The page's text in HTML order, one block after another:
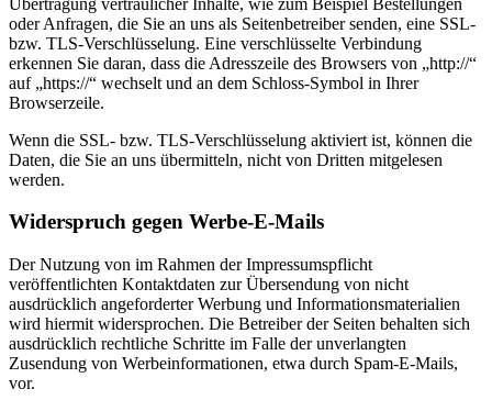
oder Anfragen, die Sie an uns als Seitenbetreiber senden, eine SSL-
bzw. TLS-Verschlüsselung. Eine verschlüsselte Verbindung
erkennen Sie daran, dass die Adresszeile des Browsers von „http://“
auf „https://“ wechselt und an dem Schloss-Symbol in Ihrer
Browserzeile.
Wenn die SSL- bzw. TLS-Verschlüsselung aktiviert ist, können die
Daten, die Sie an uns übermitteln, nicht von Dritten mitgelesen
werden.
Widerspruch gegen Werbe-E-Mails
Der Nutzung von im Rahmen der Impressumspflicht
veröffentlichten Kontaktdaten zur Übersendung von nicht
ausdrücklich angeforderter Werbung und Informationsmaterialien
wird hiermit widersprochen. Die Betreiber der Seiten behalten sich
ausdrücklich rechtliche Schritte im Falle der unverlangten
Zusendung von Werbeinformationen, etwa durch Spam-E-Mails,
vor.